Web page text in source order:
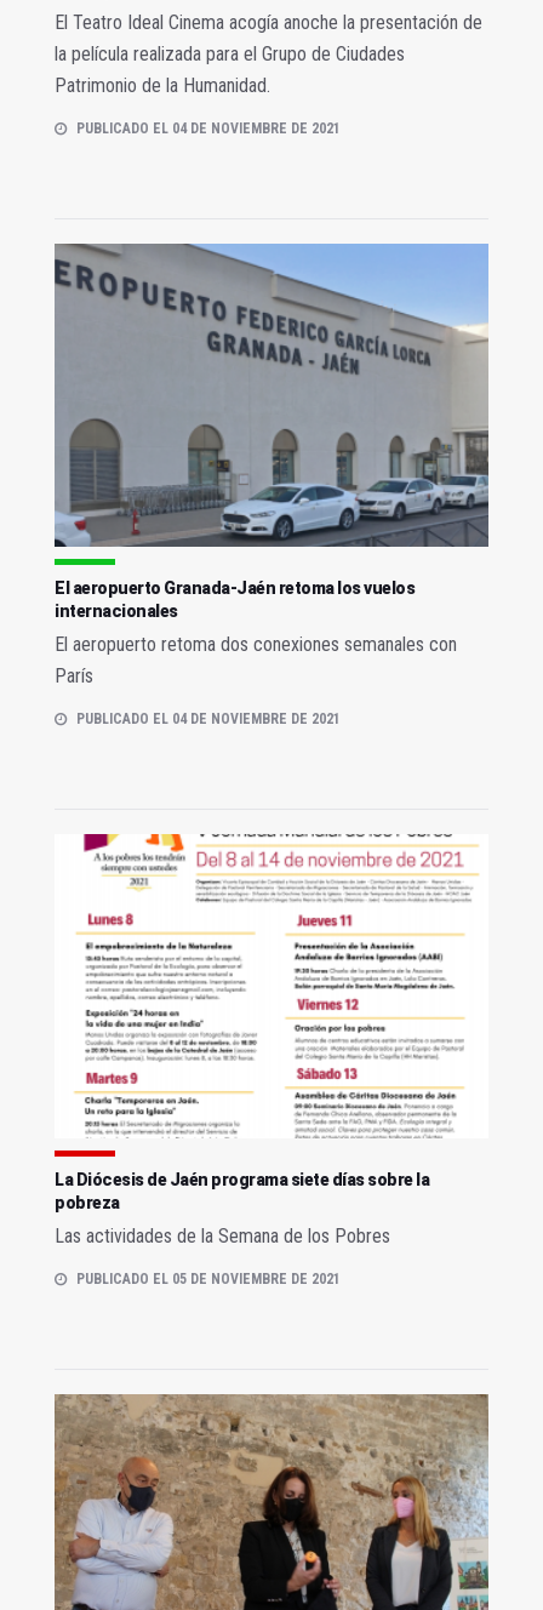
El Teatro Ideal Cinema acogía anoche la presentación de
la película realizada para el Grupo de Ciudades
Patrimonio de la Humanidad.
PUBLICADO EL 04 DE NOVIEMBRE DE 2021
El aeropuerto Granada-Jaén retoma los vuelos
internacionales
El aeropuerto retoma dos conexiones semanales con
París
PUBLICADO EL 04 DE NOVIEMBRE DE 2021
La Diócesis de Jaén programa siete días sobre la
pobreza
Las actividades de la Semana de los Pobres
PUBLICADO EL 05 DE NOVIEMBRE DE 2021